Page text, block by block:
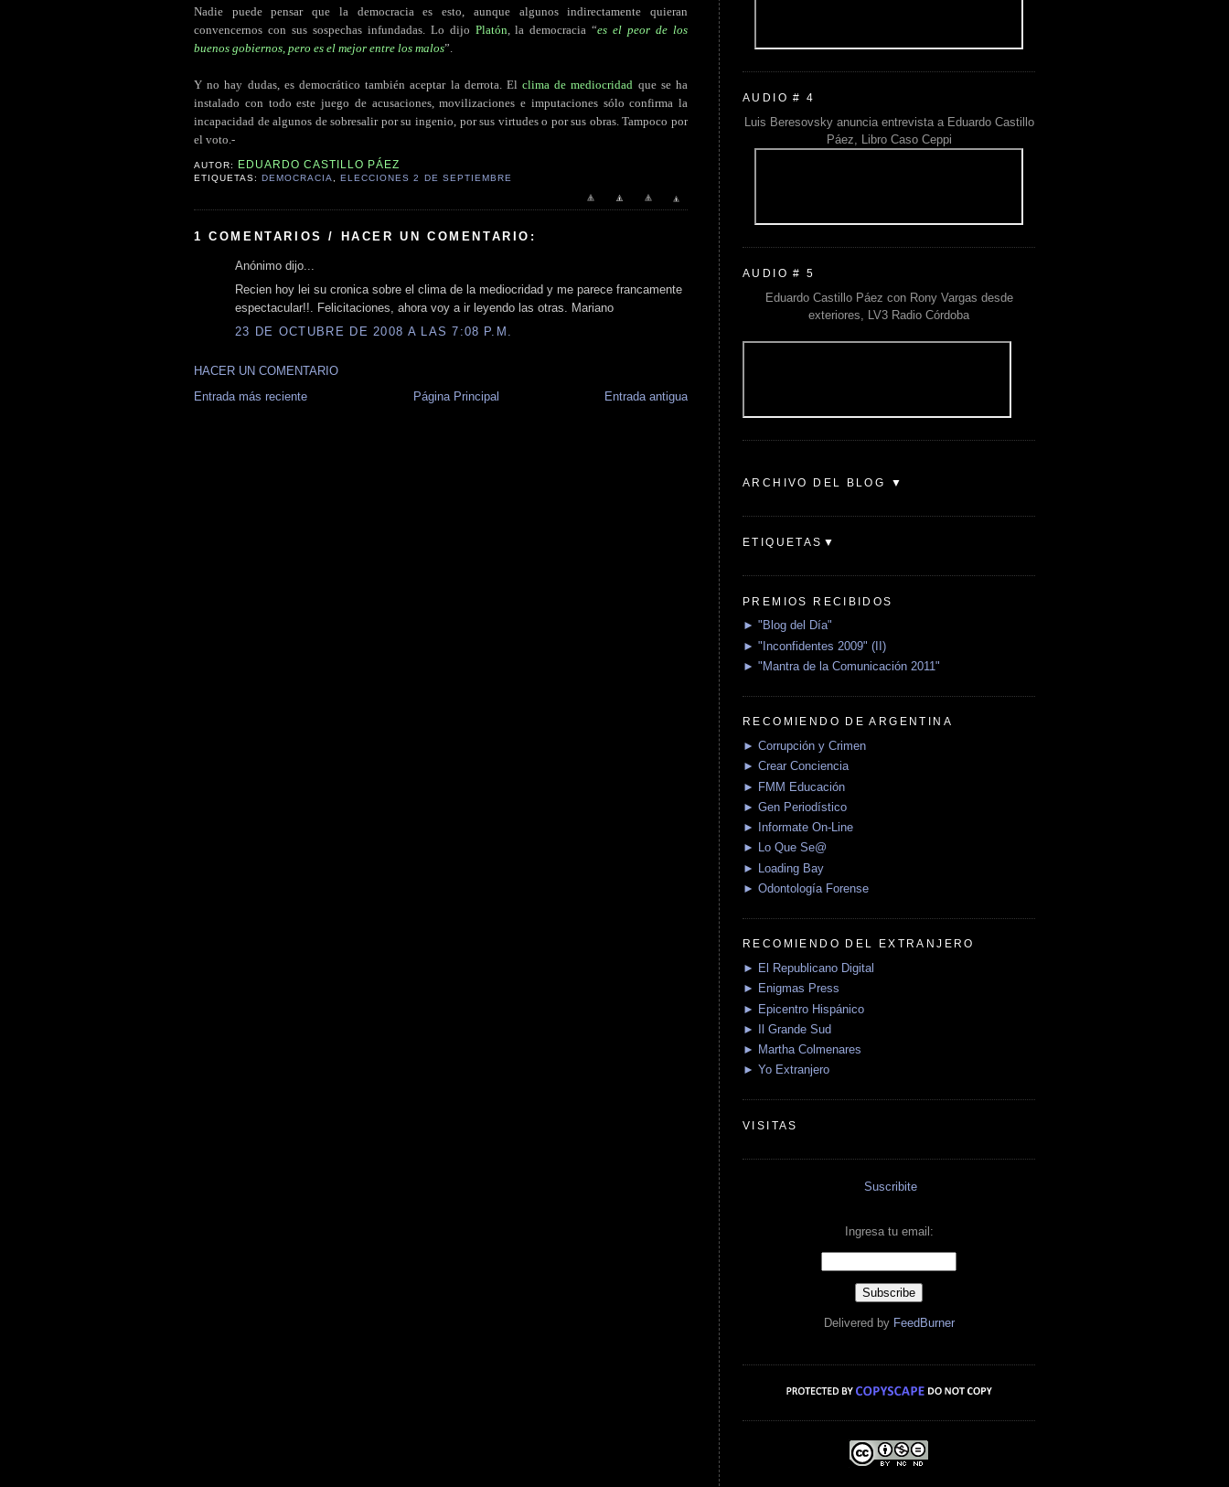
Nadie puede pensar que la democracia es esto, aunque algunos indirectamente quieran
convencernos con sus sospechas infundadas. Lo dijo Platón, la democracia “es el peor de los
buenos gobiernos, pero es el mejor entre los malos”.
Y no hay dudas, es democrático también aceptar la derrota. Elclima de mediocridad que se ha
instalado con todo este juego de acusaciones, movilizaciones e imputaciones sólo confirma la
incapacidad de algunos de sobresalir por su ingenio, por sus virtudes o por sus obras. Tampoco por
el voto.-
AUTOR: EDUARDO CASTILLO PÁEZ
ETIQUETAS:DEMOCRACIA ,ELECCIONES 2 DE SEPTIEMBRE
1 COMENTARIOS / HACER UN COMENTARIO:
Anónimo dijo...
Recien hoy lei su cronica sobre el clima de la mediocridad y me parece francamente
espectacular!!. Felicitaciones, ahora voy a ir leyendo las otras. Mariano
23 DE OCTUBRE DE 2008 A LAS 7:08 P.M.
HACER UN COMENTARIO
Entrada más reciente
Entrada antigua
Página Principal
AUDIO # 4
Luis Beresovsky anuncia entrevista a Eduardo Castillo
Páez, Libro Caso Ceppi
AUDIO # 5
Eduardo Castillo Páez con Rony Vargas desde
exteriores, LV3 Radio Córdoba
ARCHIVO DEL BLOG ▼
ETIQUETAS▼
PREMIOS RECIBIDOS
► "Blog del Día"
► "Inconfidentes 2009" (II)
► "Mantra de la Comunicación 2011"
RECOMIENDO DE ARGENTINA
► Corrupción y Crimen
► Crear Conciencia
► FMM Educación
► Gen Periodístico
► Informate On-Line
► Lo Que Se@
► Loading Bay
► Odontología Forense
RECOMIENDO DEL EXTRANJERO
► El Republicano Digital
► Enigmas Press
► Epicentro Hispánico
► Il Grande Sud
► Martha Colmenares
► Yo Extranjero
VISITAS
Suscribite
Ingresa tu email:
Delivered by FeedBurner